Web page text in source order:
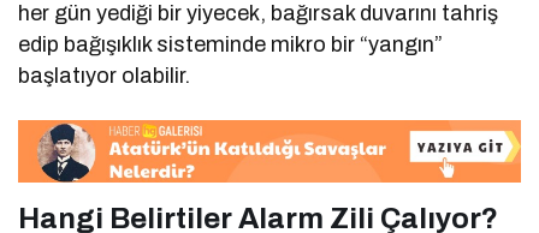
her gün yediği bir yiyecek, bağırsak duvarını tahriş
edip bağışıklık sisteminde mikro bir “yangın”
başlatıyor olabilir.
Hangi Belirtiler Alarm Zili Çalıyor?